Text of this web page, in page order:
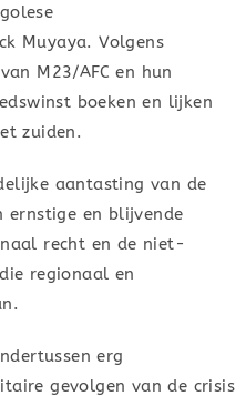
Muyaya. Volgens
M23/AFC en hun
boeken en lijken
zuiden.
aantasting van de
ernstige en blijvende
recht en de niet-
regionaal en
erg
gevolgen van de crisis